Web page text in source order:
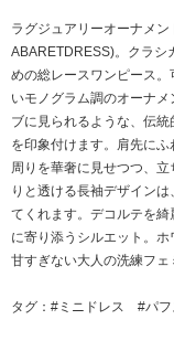
ラグジュアリーオーナメ
ABARETDRESS)。クラシ
めの総レースワンピース
いモノグラム調のオーナ
ブに見られるような、伝
を印象付けます。肩先に
周りを華奢に見せつつ、
りと透ける長袖デザイン
てくれます。デコルテを
に寄り添うシルエット。ホ
甘すぎない大人の洗練フェ
タグ： #ミニドレス #パ